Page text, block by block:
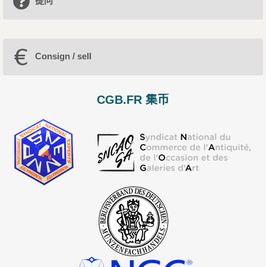
Consign / sell
CGB.FR 集币